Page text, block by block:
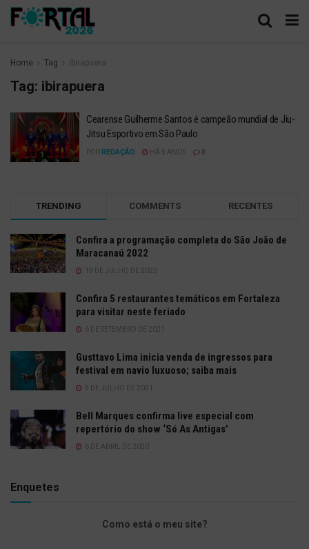
Home Tag ibirapuera
Tag: ibirapuera
Cearense Guilherme Santos é campeão mundial de Jiu-
Jitsu Esportivo em São Paulo
POR REDAÇÃO HÁ 5 ANOS
TRENDING COMMENTS RECENTES
Confira a programação completa do São João de
Maracanaú 2022
19 DE JULHO DE 2022
Confira 5 restaurantes temáticos em Fortaleza
para visitar neste feriado
6 DE SETEMBRO DE 2021
Gusttavo Lima inicia venda de ingressos para
festival em navio luxuoso; saiba mais
9 DE JULHO DE 2021
Bell Marques confirma live especial com
repertório do show ‘Só As Antigas’
6 DE ABRIL DE 2020
Enquetes
Como está o meu site?